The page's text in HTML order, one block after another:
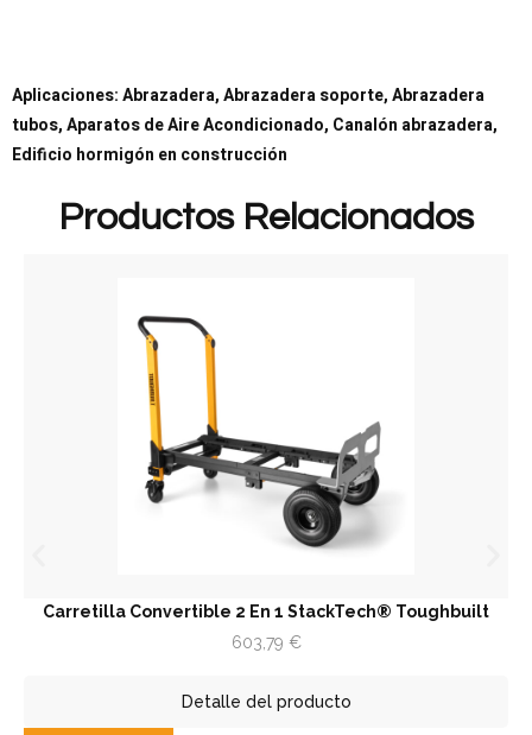
Aplicaciones: Abrazadera, Abrazadera soporte, Abrazadera
tubos, Aparatos de Aire Acondicionado, Canalón abrazadera,
Edificio hormigón en construcción
Productos Relacionados
Convertible 2 En 1 StackTech® Toughbuilt
603,79€
Detalle del producto